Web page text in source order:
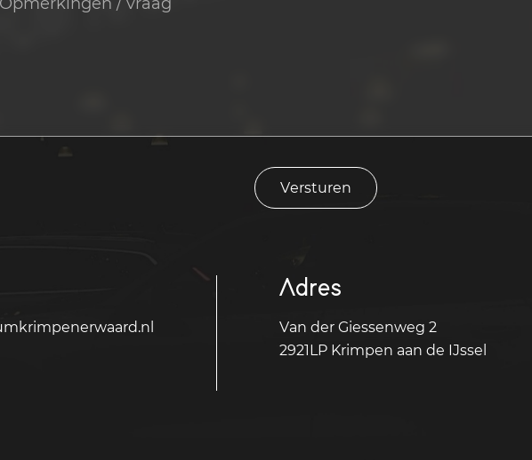
Versturen
Adres
Van der Giessenweg 2
2921LP Krimpen aan de IJssel